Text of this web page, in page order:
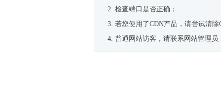
检查端口是否正确；
若您使用了CDN产品，请尝试清除
普通网站访客，请联系网站管理员